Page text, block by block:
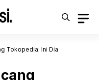
Tokopedia: Ini Dia